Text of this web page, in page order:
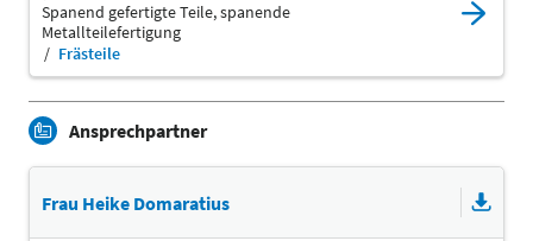
Spanend gefertigte Teile, spanende
Metallteilefertigung
Frästeile
Ansprechpartner
Frau Heike Domaratius